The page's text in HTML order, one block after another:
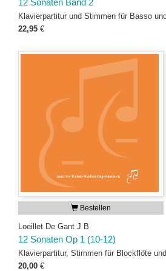
12 Sonaten Band 2
Klavierpartitur und Stimmen für Basso
22,95 €
Bestellen
Loeillet De Gant J B
12 Sonaten Op 1 (10-12)
Klavierpartitur, Stimmen für Blockflöte
20,00 €